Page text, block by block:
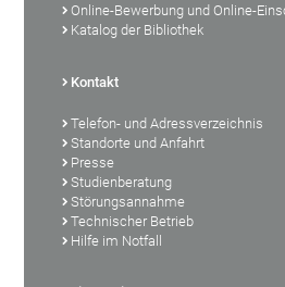
Online-Bewerbung und Online-
Katalog der Bibliothek
Kontakt
Telefon- und Adressverzeichnis
Standorte und Anfahrt
Presse
Studienberatung
Störungsannahme
Technischer Betrieb
Hilfe im Notfall